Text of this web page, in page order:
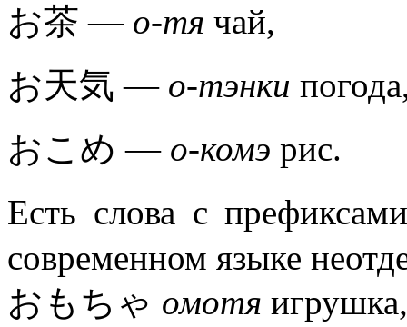
お茶 — о-тя чай,
お天気 — о-тэнки
おこめ —о-комэ рис.
Есть слова с
современном языке
おもちゃ омотя игрушка,